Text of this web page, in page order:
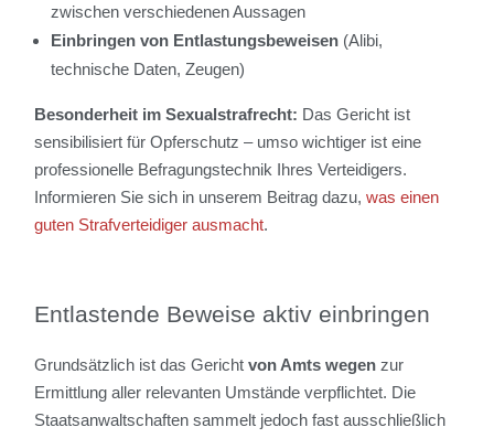
zwischen verschiedenen Aussagen
Einbringen von Entlastungsbeweisen (Alibi,
technische Daten, Zeugen)
Besonderheit im Sexualstrafrecht: Das Gericht ist
sensibilisiert für Opferschutz – umso wichtiger ist eine
professionelle Befragungstechnik Ihres Verteidigers.
Informieren Sie sich in unserem Beitrag dazu,was einen
guten Strafverteidiger ausmacht.
Entlastende Beweise aktiv einbringen
Grundsätzlich ist das Gerichtvon Amts wegen zur
Ermittlung aller relevanten Umstände verpflichtet. Die
Staatsanwaltschaften sammelt jedoch fast ausschließlich